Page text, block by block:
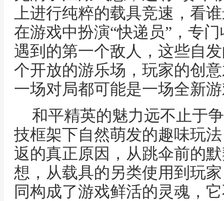
上进行纯粹的载具竞速，看
在游戏中扮演“快递员”，专
遇到的第一个敌人，这些自
个开放的游乐场，玩家的创
一场对局都可能是一场全新
和平精英的魅力远不止于
技框架下自然萌发的趣味玩
返的真正原因，从跳伞前的
想，从载具的另类使用到玩
同构成了游戏鲜活的灵魂，